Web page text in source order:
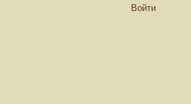
Войти